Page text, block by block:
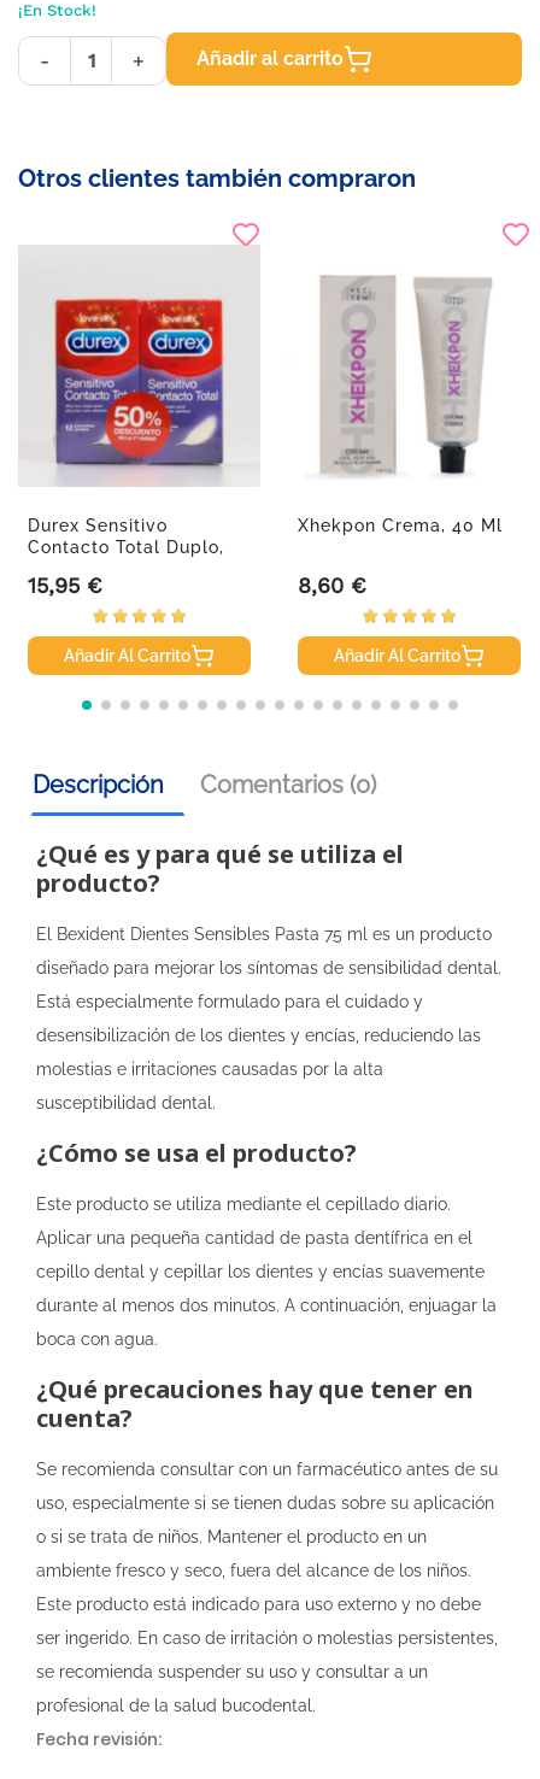
¡En Stock!
- + Añadir al carrito
Otros clientes también compraron
Durex Sensitivo
Contacto Total Duplo,
Precio
15,95 €
Añadir Al Carrito
Xhekpon Crema, 40 Ml
Precio
8,60 €
Añadir Al Carrito
Descripción Comentarios (0)
¿Qué es y para qué se utiliza el
producto?
El Bexident Dientes Sensibles Pasta 75 ml es un producto
diseñado para mejorar los síntomas de sensibilidad dental.
Está especialmente formulado para el cuidado y
desensibilización de los dientes y encías, reduciendo las
molestias e irritaciones causadas por la alta
susceptibilidad dental.
¿Cómo se usa el producto?
Este producto se utiliza mediante el cepillado diario.
Aplicar una pequeña cantidad de pasta dentífrica en el
cepillo dental y cepillar los dientes y encías suavemente
durante al menos dos minutos. A continuación, enjuagar la
boca con agua.
¿Qué precauciones hay que tener en
cuenta?
Se recomienda consultar con un farmacéutico antes de su
uso, especialmente si se tienen dudas sobre su aplicación
o si se trata de niños. Mantener el producto en un
ambiente fresco y seco, fuera del alcance de los niños.
Este producto está indicado para uso externo y no debe
ser ingerido. En caso de irritación o molestias persistentes,
se recomienda suspender su uso y consultar a un
profesional de la salud bucodental.
Fecha revisión: